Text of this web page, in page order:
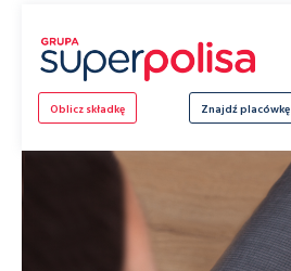
Oblicz składkę Znajdź placówkę